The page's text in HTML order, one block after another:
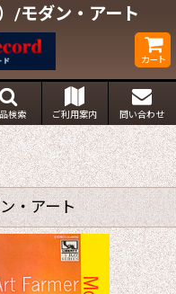
/モダン・アート
カート
検索 ご利用案内 問い合わせ
・アート